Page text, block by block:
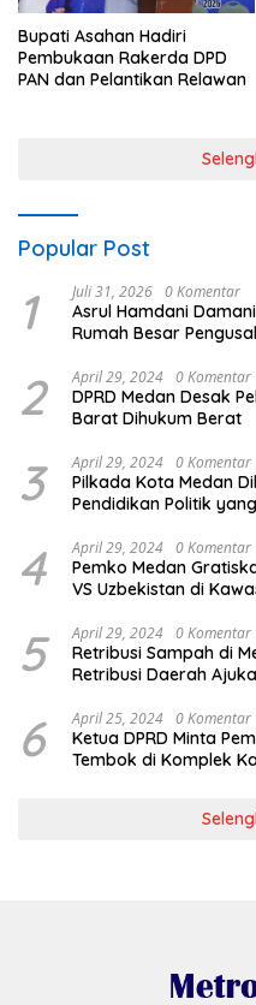
Bupati Asahan Hadiri
Pembukaan Rakerda DPD
PAN dan Pelantikan Relawan
Popular Post
1 Juli 31, 2026 0 Komentar
Asrul Hamdani
Rumah Besar
2 April 29, 2024 0 Komentar
DPRD Medan Desak
Barat Dihukum Berat
3 April 29, 2024 0 Komentar
Pilkada Kota Medan
Pendidikan Politik
4 April 29, 2024 0 Komentar
Pemko Medan
VS Uzbekistan di
5 April 29, 2024 0 Komentar
Retribusi Sampah di
Retribusi Daerah
6 April 25, 2024 0 Komentar
Ketua DPRD Minta
Tembok di Komplek